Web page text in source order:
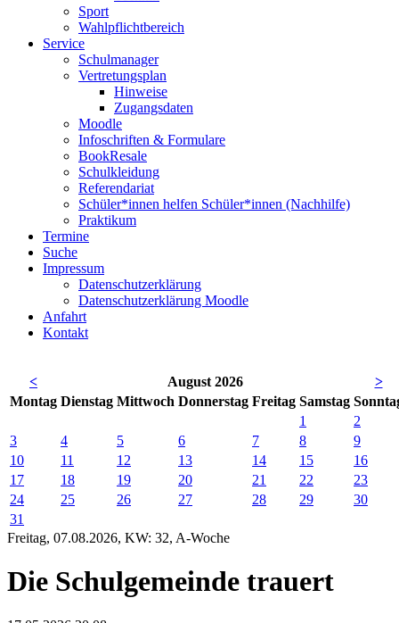
Sport
Wahlpflichtbereich
Service
Schulmanager
Vertretungsplan
Hinweise
Zugangsdaten
Moodle
Infoschriften & Formulare
BookResale
Schulkleidung
Referendariat
Schüler*innen helfen Schüler*innen (Nachhilfe)
Praktikum
Termine
Suche
Impressum
Datenschutzerklärung
Datenschutzerklärung Moodle
Anfahrt
Kontakt
< August 2026
>
Montag Dienstag Mittwoch Donnerstag Freitag Samstag So
1
2
3
4 5 6 7 8
9
10
11 12 13 14 15
16
17
18 19 20 21 22
23
24
25 26 27 28 29
30
31
Freitag, 07.08.2026, KW: 32, A-Woche
Die Schulgemeinde trauert